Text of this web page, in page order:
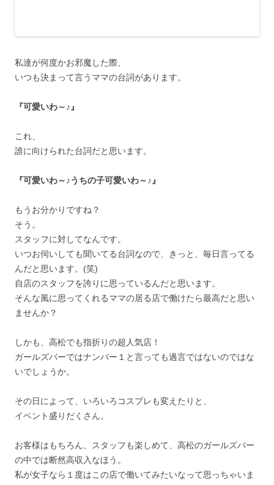
私達が何度かお邪魔した際、
いつも決まって言うママの台詞があります。
『可愛いわ～♪』
これ、
誰に向けられた台詞だと思います。
『可愛いわ～♪うちの子可愛いわ～♪』
もうお分かりですね？
そう。
スタッフに対してなんです。
いつお伺いしても聞いてる台詞なので、きっと、毎日言ってる
んだと思います。(笑)
自店のスタッフを誇りに思っているんだと思います。
そんな風に思ってくれるママの居る店で働けたら最高だと思い
ませんか？
しかも、高松でも指折りの超人気店！
ガールズバーではナンバー１と言っても過言ではないのではな
いでしょうか。
その日によって、いろいろコスプレも変えたりと、
イベント盛りだくさん。
お客様はもちろん、スタッフも楽しめて、高松のガールズバー
の中では断然高収入なほう。
私が女子なら１度はこの店で働いてみたいなって思っちゃいま